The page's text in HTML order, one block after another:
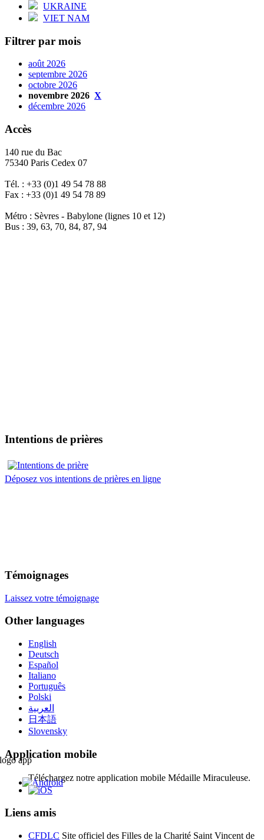
UKRAINE
VIET NAM
Filtrer par mois
août 2026
septembre 2026
octobre 2026
novembre 2026 X
décembre 2026
Accès
140 rue du Bac
75340 Paris Cedex 07
Tél. : +33 (0)1 49 54 78 88
Fax : +33 (0)1 49 54 78 89
Métro : Sèvres - Babylone (lignes 10 et 12)
Bus : 39, 63, 70, 84, 87, 94
Intentions de prières
Déposez vos intentions de prières en ligne
Témoignages
Laissez votre témoignage
Other languages
English
Deutsch
Español
Italiano
Português
Polski
العربية
日本語
Slovensky
Application mobile
Téléchargez notre application mobile Médaille Miraculeuse.
Liens amis
CFDLC Site officiel des Filles de la Charité Saint Vincent de